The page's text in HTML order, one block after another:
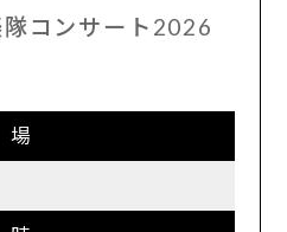
コンサート2026
場